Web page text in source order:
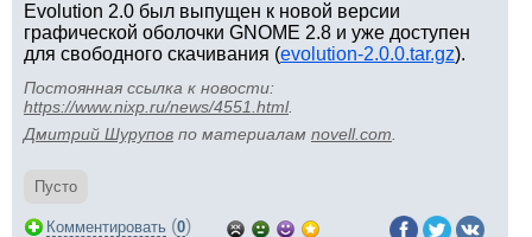
Evolution 2.0 был выпущен к новой версии
графической оболочки GNOME 2.8 и уже доступен
для свободного скачивания (evolution-2.0.0.tar.gz).
Постоянная ссылка к новости:
https://www.nixp.ru/news/4551.html.
Дмитрий Шурупов по материалам novell.com
Пусто
Комментировать (0)